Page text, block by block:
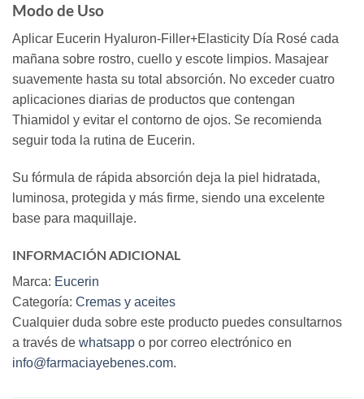
Modo de Uso
Aplicar Eucerin Hyaluron-Filler+Elasticity Día Rosé cada
mañana sobre rostro, cuello y escote limpios. Masajear
suavemente hasta su total absorción. No exceder cuatro
aplicaciones diarias de productos que contengan
Thiamidol y evitar el contorno de ojos. Se recomienda
seguir toda la rutina de Eucerin.
Su fórmula de rápida absorción deja la piel hidratada,
luminosa, protegida y más firme, siendo una excelente
base para maquillaje.
INFORMACIÓN ADICIONAL
Marca: Eucerin
Categoría: Cremas y aceites
Cualquier duda sobre este producto puedes consultarnos
a través de whatsapp o por correo electrónico en
info@farmaciayebenes.com.